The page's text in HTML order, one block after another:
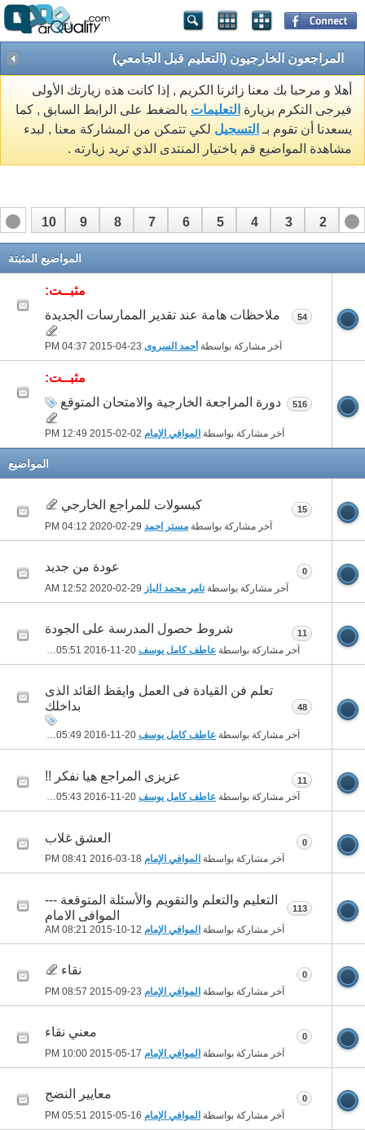
المراجعون الخارجيون (التعليم قبل الجامعي)
أهلا و مرحبا بك معنا زائرنا الكريم , إذا كانت هذه زيارتك الأولى
فيرجى التكرم بزيارة التعليمات بالضغط على الرابط السابق , كما
يسعدنا أن تقوم بـ التسجيل لكي تتمكن من المشاركة معنا , لبدء
مشاهدة المواضيع قم باختيار المنتدى الذي تريد زيارته .
1
2
3
4
5
6
7
8
9
10
المواضيع المثبتة
مثبــت:
ملاحظات هامة عند تقدير الممارسات الجديدة
آخر مشاركة بواسطة أحمد السروى 04:37 PM
54
مثبــت:
دورة المراجعة الخارجية والامتحان المتوقع
آخر مشاركة بواسطة الموافي الإمام 12:49 PM
516
المواضيع
كبسولات للمراجع الخارجي
آخر مشاركة بواسطة مستر احمد 04:12 PM
15
عودة من جديد
آخر مشاركة بواسطةتامر محمد الباز 12:52 AM
0
شروط حصول المدرسة على الجودة
آخر مشاركة بواسطة عاطف كامل يوسف 05:51 PM
11
تعلم فن القيادة فى العمل وايقظ القائد الذى
بداخلك
آخر مشاركة بواسطة عاطف كامل يوسف 05:49 PM
48
عزيزى المراجع هيا نفكر !!
آخر مشاركة بواسطة عاطف كامل يوسف 05:43 PM
11
العشق غلاب
آخر مشاركة بواسطة الموافي الإمام 08:41 PM
0
التعليم والتعلم والتقويم والأسئلة المتوقعة ---
الموافى الامام
آخر مشاركة بواسطة الموافي الإمام 08:21 AM
113
نقاء
آخر مشاركة بواسطة الموافي الإمام 08:57 PM
0
معني نقاء
آخر مشاركة بواسطة الموافي الإمام 10:00 PM
0
معايير النضج
آخر مشاركة بواسطة الموافي الإمام 05:51 PM
0